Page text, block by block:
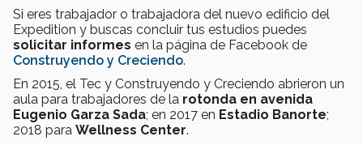
Si eres trabajador o trabajadora del nuevo edificio del
Expedition y buscas concluir tus estudios puedes
solicitar informes en la página de Facebook de
Construyendo y Creciendo.
En 2015, el Tec y Construyendo y Creciendo abrieron un
aula para trabajadores de la rotonda en avenida
Eugenio Garza Sada; en 2017 en Estadio Banorte;
2018 para Wellness Center.